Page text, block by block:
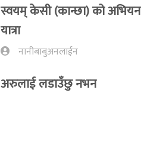
स्वयम् केसी (कान्छा) को अभियन
यात्रा
नानीबाबुअनलाईन
अरुलाई लडाउँछु नभन